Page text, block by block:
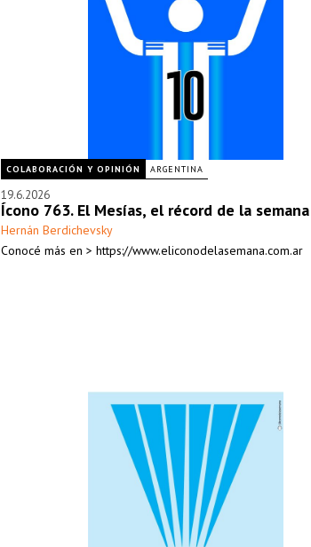
COLABORACIÓN Y OPINIÓN ARGENTINA
19.6.2026
Ícono 763. El Mesías, el récord de la semana
Hernán Berdichevsky
Conocé más en > https://www.eliconodelasemana.com.ar